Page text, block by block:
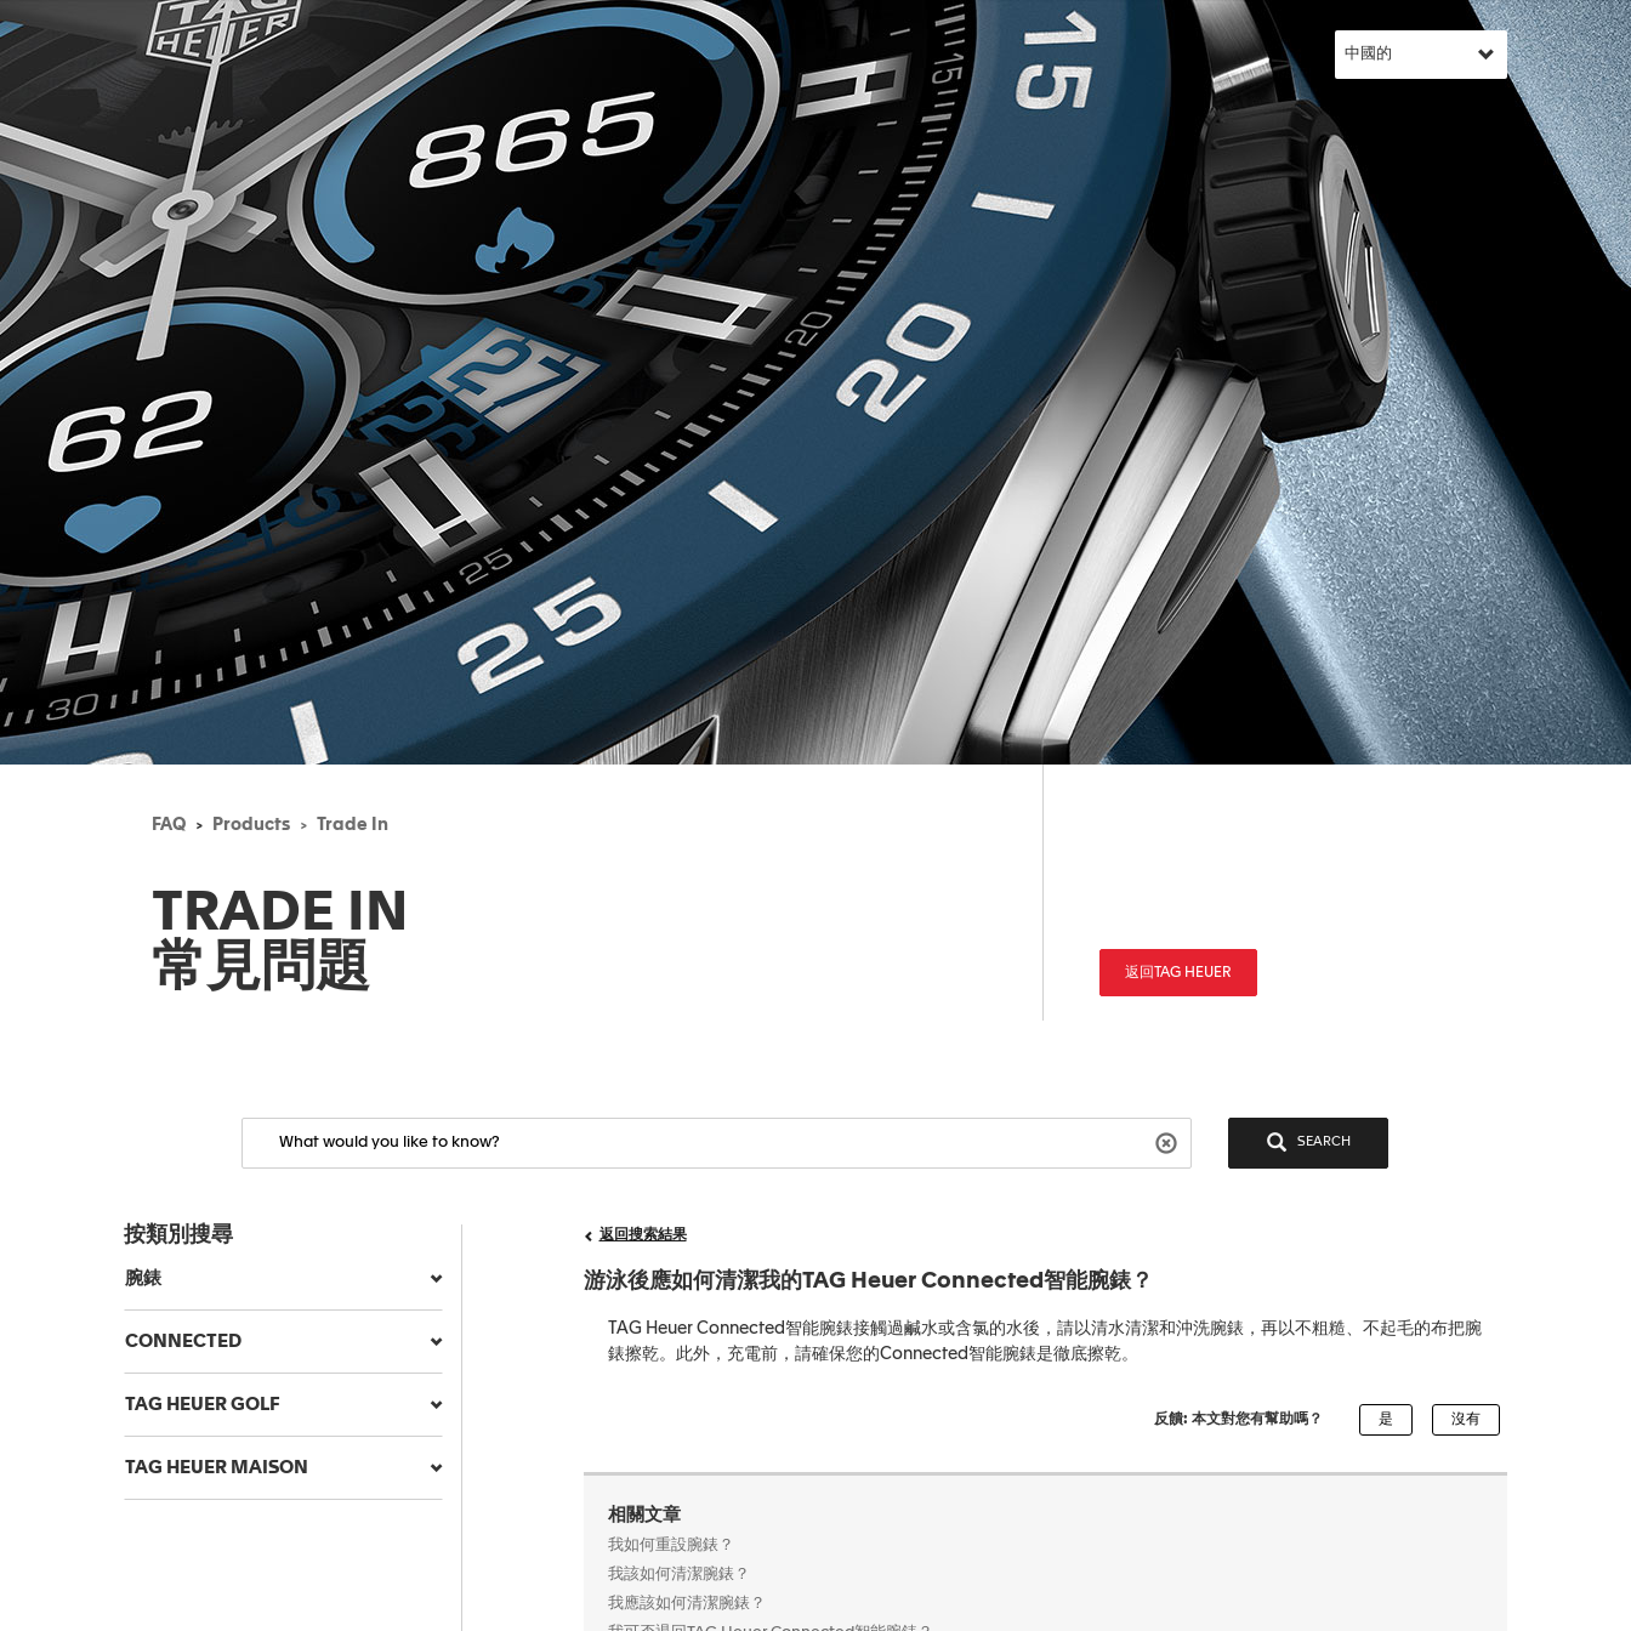
FAQ Products Trade In
TRADE IN
常見問題
返回TAG HEUER
SEARCH
按類別搜尋
腕錶
CONNECTED
TAG HEUER GOLF
TAG HEUER MAISON
返回搜索結果
游泳後應如何清潔我的TAG Heuer Connected智能腕錶？
TAG Heuer Connected智能腕錶接觸過鹹水或含氯的水後，請以清水清潔和沖洗腕錶，再以不粗糙、不起毛的布把腕
錶擦乾。此外，充電前，請確保您的Connected智能腕錶是徹底擦乾。
反饋: 本文對您有幫助嗎？
相關文章
我如何重設腕錶？
我該如何清潔腕錶？
我應該如何清潔腕錶？